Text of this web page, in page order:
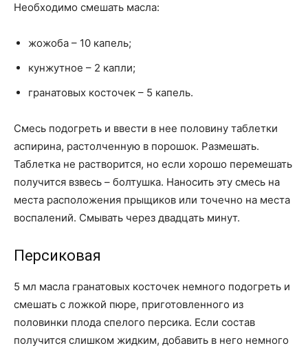
Необходимо смешать масла:
жожоба – 10 капель;
кунжутное – 2 капли;
гранатовых косточек – 5 капель.
Смесь подогреть и ввести в нее половину таблетки
аспирина, растолченную в порошок. Размешать.
Таблетка не растворится, но если хорошо перемешать
получится взвесь – болтушка. Наносить эту смесь на
места расположения прыщиков или точечно на места
воспалений. Смывать через двадцать минут.
Персиковая
5 мл масла гранатовых косточек немного подогреть и
смешать с ложкой пюре, приготовленного из
половинки плода спелого персика. Если состав
получится слишком жидким, добавить в него немного